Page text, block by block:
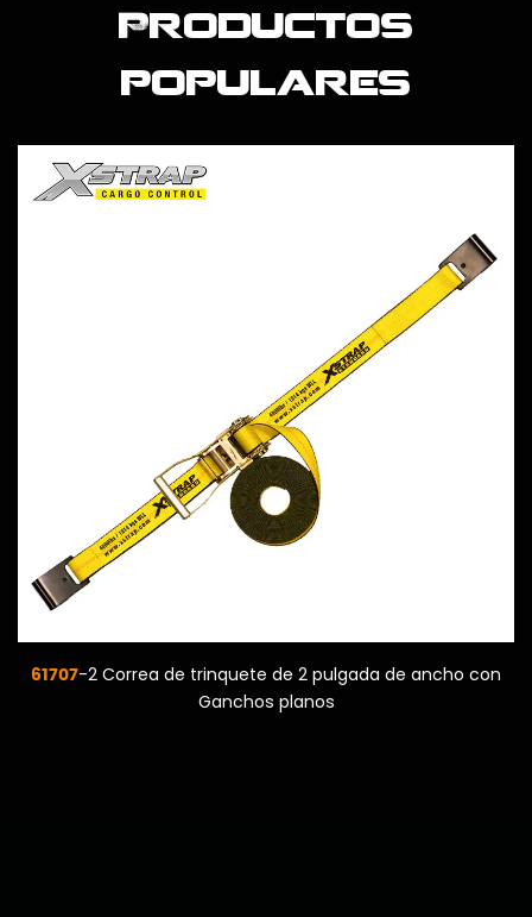
Productos
populares
de 2 pulgada de ancho con
61006-1 pulgada correas de